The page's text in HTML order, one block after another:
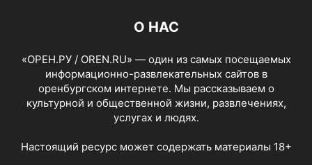
О НАС
«ОРЕН.РУ / OREN.RU» — один из самых посещаемых
информационно-развлекательных сайтов в
оренбургском интернете. Мы рассказываем о
культурной и общественной жизни, развлечениях,
услугах и людях.
Настоящий ресурс может содержать материалы 18+